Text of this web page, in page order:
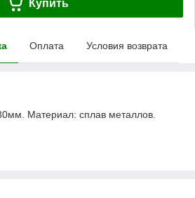
Купить
Оплата Условия возврата
Материал: сплав металлов.